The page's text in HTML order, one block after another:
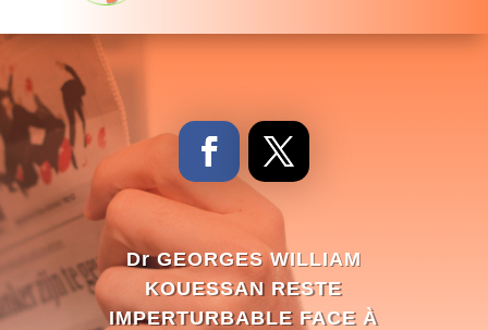
Dr GEORGES WILLIAM
KOUESSAN RESTE
IMPERTURBABLE FACE À